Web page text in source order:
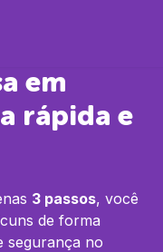
em
rápida e
3 passos, você
de forma
segurança no